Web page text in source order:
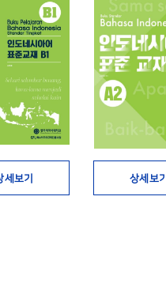
세보기 상세보